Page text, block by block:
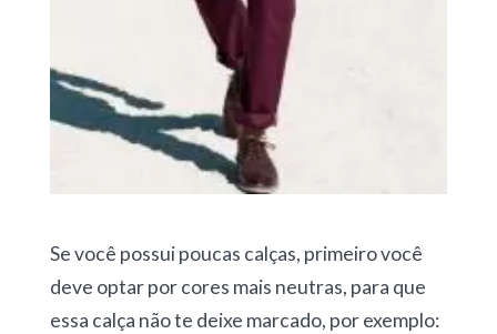
Se você possui poucas calças, primeiro você
deve optar por cores mais neutras, para que
essa calça não te deixe marcado, por exemplo: